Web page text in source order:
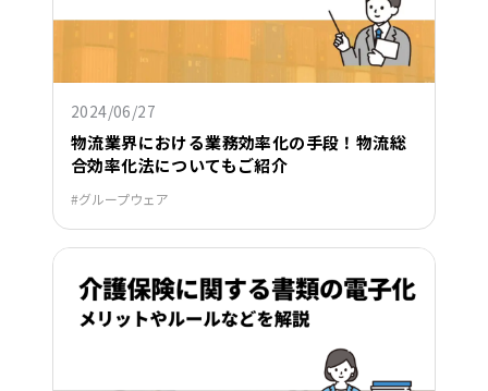
2024/06/27
物流業界における業務効率化の手段！物流総
合効率化法についてもご紹介
グループウェア